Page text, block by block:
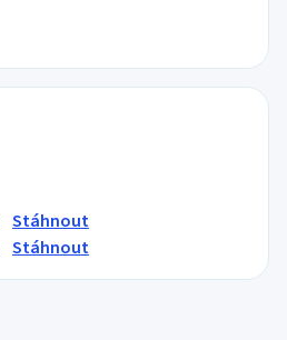
Stáhnout
Stáhnout